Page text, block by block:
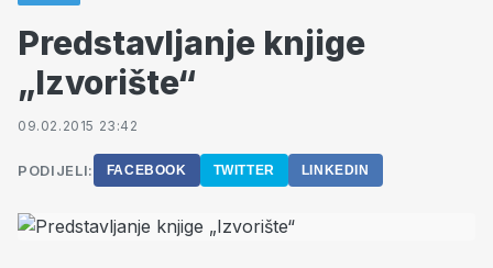
Predstavljanje knjige
„Izvorište“
09.02.2015 23:42
PODIJELI: FACEBOOK TWITTER LINKEDIN